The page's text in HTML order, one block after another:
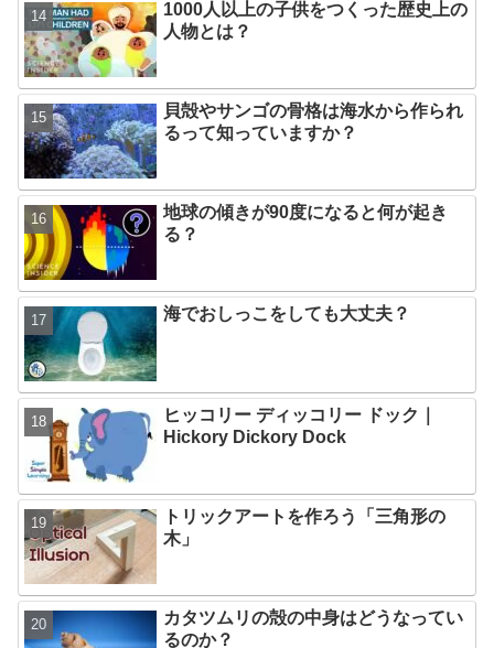
1000人以上の子供をつくった歴史上の
人物とは？
貝殻やサンゴの骨格は海水から作られ
るって知っていますか？
地球の傾きが90度になると何が起き
る？
海でおしっこをしても大丈夫？
ヒッコリー ディッコリー ドック｜
Hickory Dickory Dock
トリックアートを作ろう「三角形の
木」
カタツムリの殻の中身はどうなってい
るのか？